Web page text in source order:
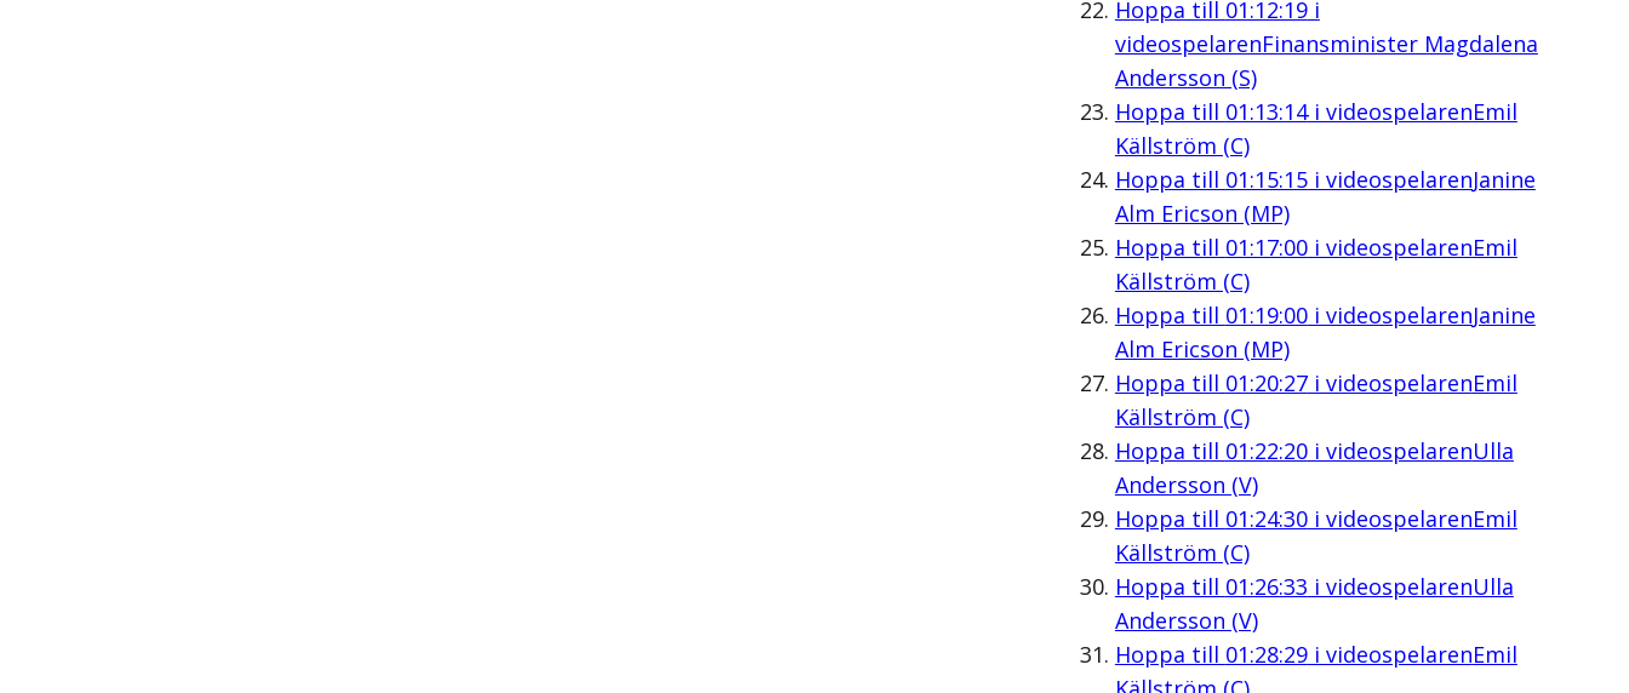
Hoppa till 01:12:19i
videospelarenFinansminister Magdalena
Andersson (S)
Hoppa till 01:13:14i videospelarenEmil
Källström (C)
Hoppa till 01:15:15i videospelarenJanine
Alm Ericson (MP)
Hoppa till 01:17:00i videospelarenEmil
Källström (C)
Hoppa till 01:19:00i videospelarenJanine
Alm Ericson (MP)
Hoppa till 01:20:27i videospelarenEmil
Källström (C)
Hoppa till 01:22:20i videospelarenUlla
Andersson (V)
Hoppa till 01:24:30i videospelarenEmil
Källström (C)
Hoppa till 01:26:33 i videospelarenUlla
Andersson (V)
Hoppa till 01:28:29i videospelarenEmil